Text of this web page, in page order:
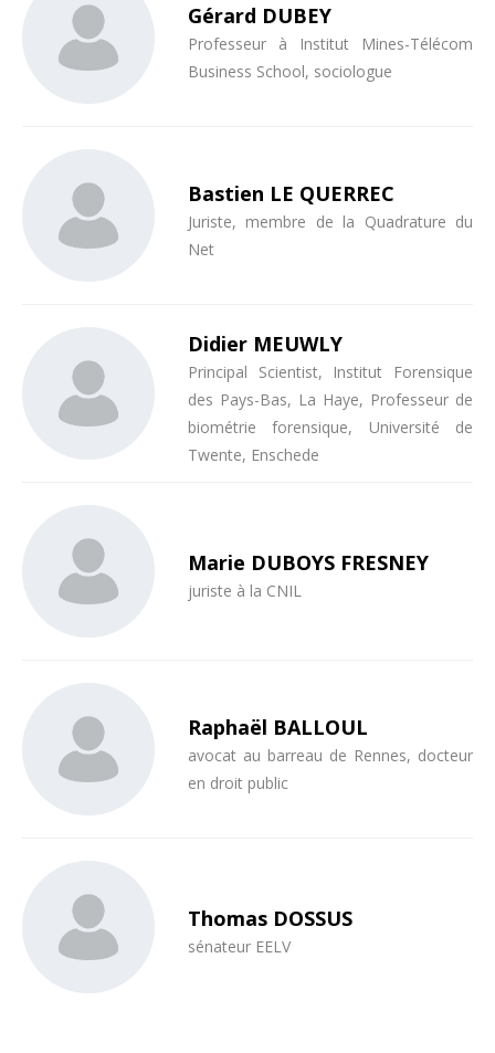
Gérard DUBEY
Professeur à Institut Mines-Télécom
Business School, sociologue
Bastien LE QUERREC
Juriste, membre de la Quadrature du
Net
Didier MEUWLY
Principal Scientist, Institut Forensique
des Pays-Bas, La Haye, Professeur de
biométrie forensique, Université de
Twente, Enschede
Marie DUBOYS FRESNEY
juriste à la CNIL
Raphaël BALLOUL
avocat au barreau de Rennes, docteur
en droit public
Thomas DOSSUS
sénateur EELV